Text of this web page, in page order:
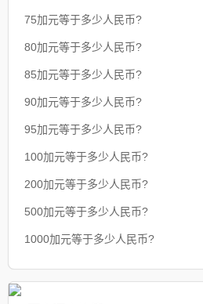
75加元等于多少人民币?
80加元等于多少人民币?
85加元等于多少人民币?
90加元等于多少人民币?
95加元等于多少人民币?
100加元等于多少人民币?
200加元等于多少人民币?
500加元等于多少人民币?
1000加元等于多少人民币?